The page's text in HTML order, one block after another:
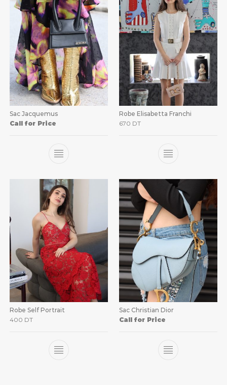
Sac Jacquemus
Call for Price
Robe Elisabetta Franchi
670 DT
Robe Self Portrait
400 DT
Sac Christian Dior
Call for Price